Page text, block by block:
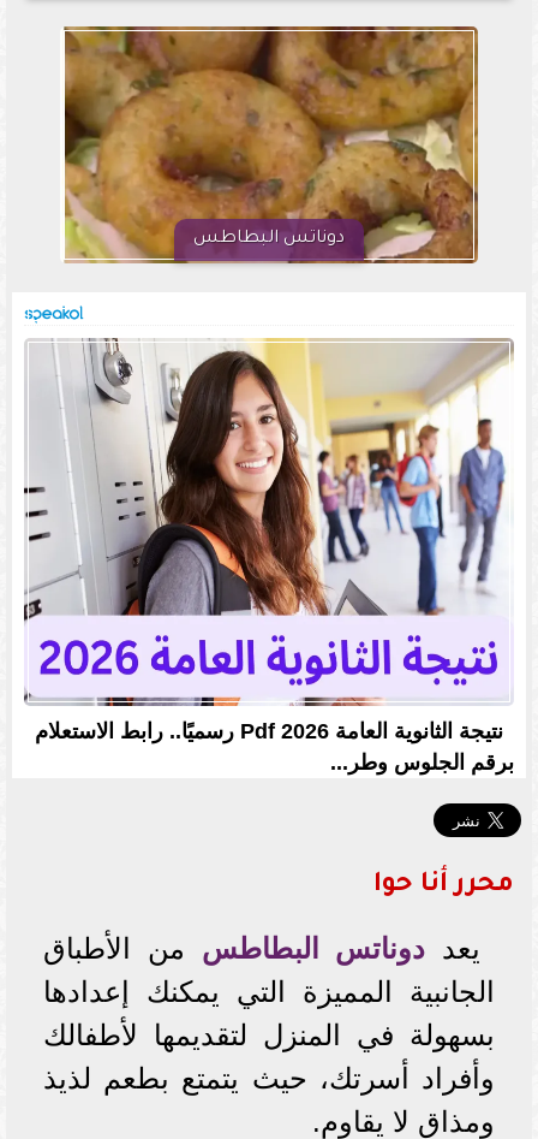
دوناتس البطاطس
نتيجة الثانوية العامة 2026 Pdf رسميًا.. رابط الاستعلام
برقم الجلوس وطر...
محرر أنا حوا
يعد دوناتس البطاطس من الأطباق
الجانبية المميزة التي يمكنك إعدادها
بسهولة في المنزل لتقديمها لأطفالك
وأفراد أسرتك، حيث يتمتع بطعم لذيذ
ومذاق لا يقاوم.